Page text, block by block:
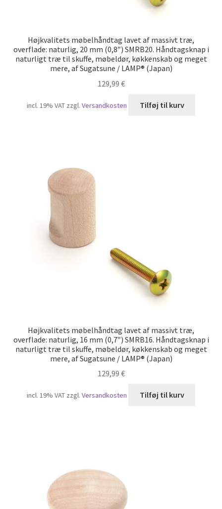
Højkvalitets møbelhåndtag lavet af massivt træ,
overflade: naturlig, 20 mm (0,8″) SMRB20. Håndtagsknap i
naturligt træ til skuffe, møbeldør, køkkenskab og meget
mere, af Sugatsune / LAMP® (Japan)
129,99 €
incl. 19% VAT zzgl. Versandkosten Tilføj til kurv
Højkvalitets møbelhåndtag lavet af massivt træ,
overflade: naturlig, 16 mm (0,7″) SMRB16. Håndtagsknap i
naturligt træ til skuffe, møbeldør, køkkenskab og meget
mere, af Sugatsune / LAMP® (Japan)
129,99 €
incl. 19% VAT zzgl. Versandkosten Tilføj til kurv